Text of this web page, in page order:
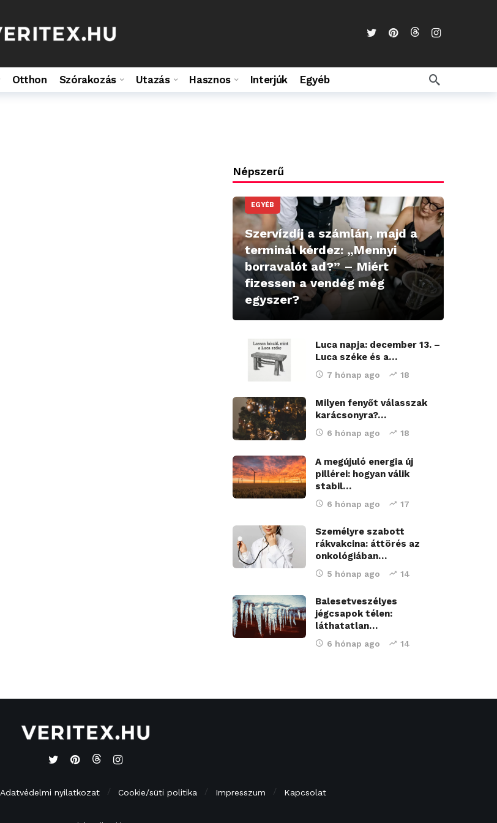
Otthon Szórakozás Utazás Hasznos Interjúk Egyéb
Népszerű
EGYÉB
Szervízdíj a számlán, majd a
terminál kérdez: „Mennyi
borravalót ad?” – Miért
fizessen a vendég még
egyszer?
Luca napja: december 13. –
Luca széke és a…
7 hónap ago 18
Milyen fenyőt válasszak
karácsonyra?…
6 hónap ago 18
A megújuló energia új
pillérei: hogyan válik
stabil…
6 hónap ago 17
Személyre szabott
rákvakcina: áttörés az
onkológiában…
5 hónap ago 14
Balesetveszélyes
jégcsapok télen:
láthatatlan…
6 hónap ago 14
Adatvédelmi nyilatkozat Cookie/süti politika Impresszum Kapcsolat